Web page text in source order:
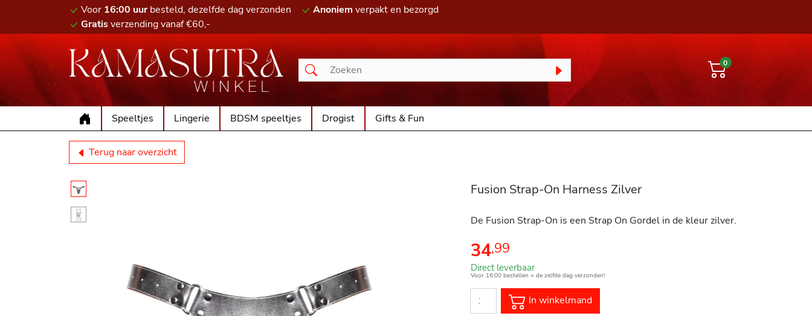
Voor 16:00 uurbesteld, dezelfde dag verzonden Anoniem verpakt en bezorgd
Gratisverzending vanaf €60,-
0
Speeltjes Lingerie BDSM speeltjes Drogist Gifts & Fun
Terug naar overzicht
Fusion Strap-On Harness Zilver
De Fusion Strap-On is een Strap On Gordel in de kleur zilver.
34,99
Direct leverbaar
Voor 16:00 bestellen = de zelfde dag verzonden!
In winkelmand